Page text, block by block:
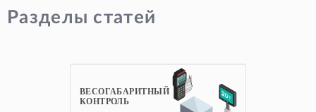
Разделы статей